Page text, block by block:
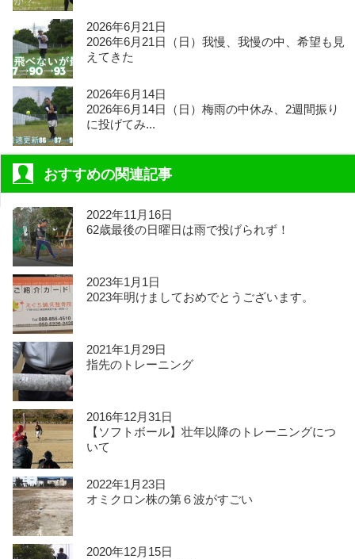
2026年6月21日
2026年6月21日（日）我慢、我慢の中、希望も見
えてきた
2026年6月14日
2026年6月14日（日）梅雨の中休み、2週間振り
に投げてみ...
おすすめの関連記事
2022年11月16日
62歳最後の日曜日は雨で投げられず！
2023年1月1日
2023年明けましておめでとうございます。
2021年1月29日
指先のトレーニング
2016年12月31日
【ソフトボール】壮年以降のトレーニングにつ
いて
2022年1月23日
オミクロン株の第６波がすごい
2020年12月15日